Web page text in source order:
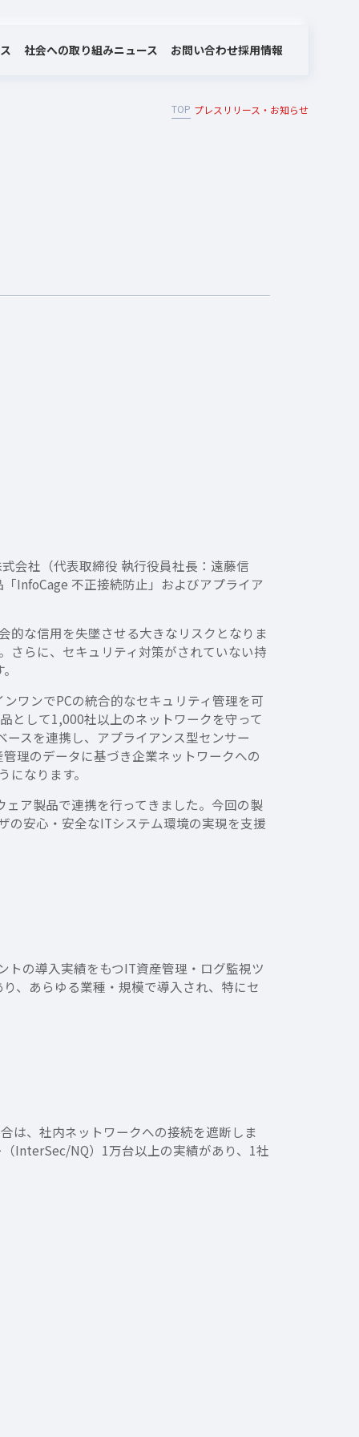
MOTEX/LANSCOPEのあゆみ
社会への取り組みニュース お問い合わせ採用情報
TOP プレスリリース・お知らせ
会社（代表取締役 執行役員社長：遠藤信
InfoCage 不正接続防止」およびアプライア
的な信用を失墜させる大きなリスクとなりま
さらに、セキュリティ対策がされていない持
ワンでPCの統合的なセキュリティ管理を可
として1,000社以上のネットワークを守って
スを連携し、アプライアンス型センサー
理のデータに基づき企業ネットワークへの
なります。
ェア製品で連携を行ってきました。今回の製
の安心・安全なITシステム環境の実現を支援
の導入実績をもつIT資産管理・ログ監視ツ
、あらゆる業種・規模で導入され、特にセ
は、社内ネットワークへの接続を遮断しま
InterSec/NQ）1万台以上の実績があり、1社